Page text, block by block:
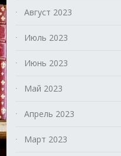
Август 2023
Июль 2023
Июнь 2023
Май 2023
Апрель 2023
Март 2023